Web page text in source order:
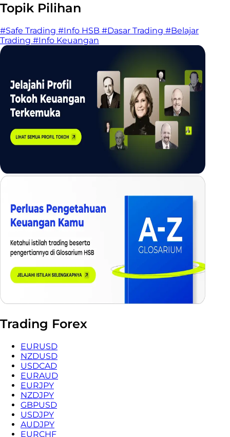
Topik Pilihan
#Safe Trading #Info HSB #Dasar Trading #Belajar
Trading #Info Keuangan
Trading Forex
EURUSD
NZDUSD
USDCAD
EURAUD
EURJPY
NZDJPY
GBPUSD
USDJPY
AUDJPY
EURCHF